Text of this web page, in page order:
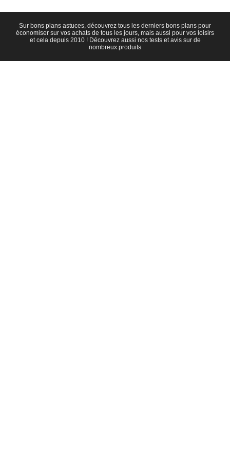
Sur bons plans astuces, découvrez tous les derniers bons plans pour
économiser sur vos achats de tous les jours, mais aussi pour vos loisirs
et cela depuis 2010 ! Découvrez aussi nos tests et avis sur de
nombreux produits